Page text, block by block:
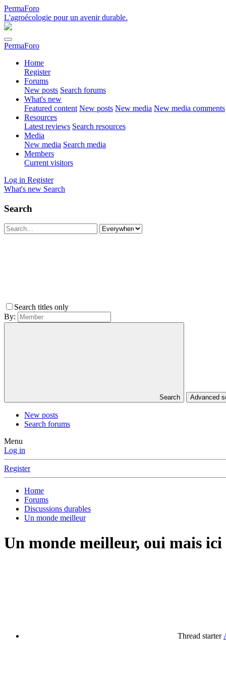
PermaForo
L'agroécologie pour un avenir durable.
PermaForo
Home
Register
Forums
New posts Search forums
What's new
Featured content New posts New media New media comments
Resources
Latest reviews Search resources
Media
New media Search media
Members
Current visitors
Log in Register
What's new Search
Search
Search titles only
By:
Search Advanced
New posts
Search forums
Menu
Log in
Register
Home
Forums
Discussions durables
Un monde meilleur
Un monde meilleur, oui mais ici
Thread starter